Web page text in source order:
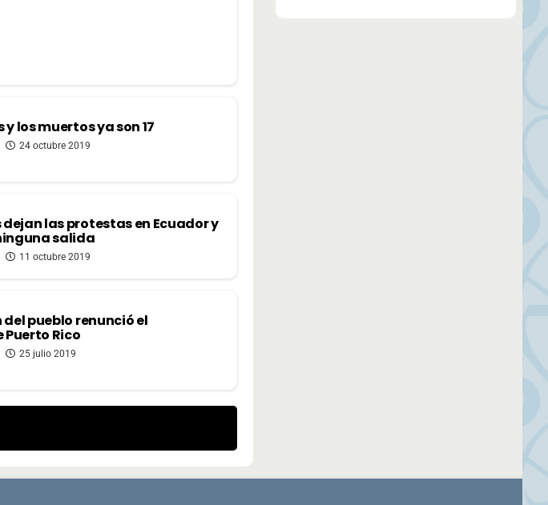
los muertos ya son 17
24 octubre 2019
las protestas en Ecuador y
salida
11 octubre 2019
pueblo renunció el
Rico
25 julio 2019